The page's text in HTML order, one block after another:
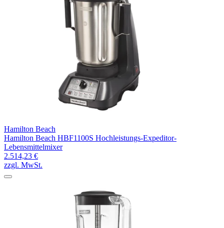
Hamilton Beach
Hamilton Beach HBF1100S Hochleistungs-Expeditor-
Lebensmittelmixer
2.514,23 €
zzgl. MwSt.